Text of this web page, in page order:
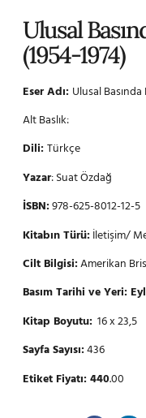
Ulusal
(1954-1974)
Eser Adı: Ulusal
Alt Baslık:
Dili:Türkçe
Yazar: Suat Özdağ
İSBN:978-625-8012-12-5
Kitabın Türü:İletişim/
Cilt Bilgisi:Amerikan
Basım Tarihi ve Yeri:
Kitap Boyutu: 16 x 23,5
Sayfa Sayısı:436
Etiket Fiyatı: 440.00